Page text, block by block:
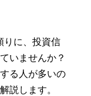
りに、投資信
いませんか？
る人が多いの
説します。